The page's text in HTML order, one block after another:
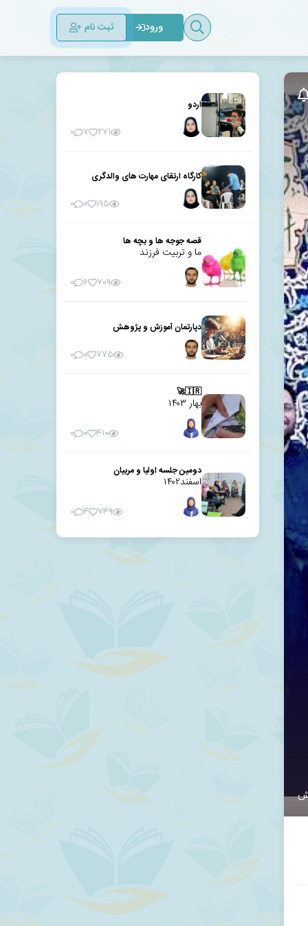
ورود ثبت نام
اردو
۲۷۱ ۷ ۰
کارگاه ارتقای مهارت های والدگری
۱۹۵ ۰ ۰
قصه جوجه ها و بچه ها
ما و تربیت فرزند
۷۰۹ ۶ ۰
دپارتمان آموزش و پژوهش
۷۷۵ ۰ ۰
🇮🇷🚀
بهار ۱۴۰۳
۴۱۰ ۰ ۰
دومین جلسه اولیا و مربیان
اسفند۱۴۰۲
۷۴۹ ۴ ۰